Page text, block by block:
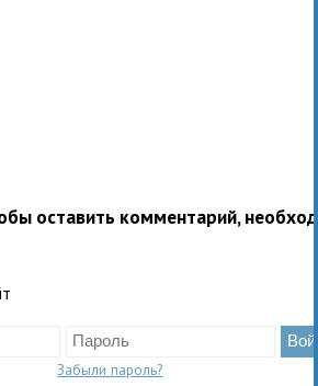
оставить комментарий,
Забыли пароль?